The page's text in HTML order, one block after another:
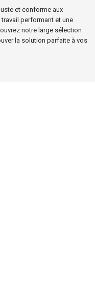
et conforme aux
performant et une
notre large sélection
la solution parfaite à vos